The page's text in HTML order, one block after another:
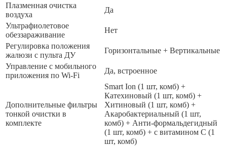
Плазменная очистка
воздуха
Да
Ультрафиолетовое
обеззараживание
Нет
Регулировка положения
жалюзи с пульта ДУ
Горизонтальные + Вертикальные
Управление c мобильного
приложения по Wi-Fi
Да, встроенное
Дополнительные фильтры
тонкой очистки в
комплекте
Smart Ion (1 шт, комб) +
Катехиновый (1 шт, комб) +
Хитиновый (1 шт, комб) +
Акаробактериальный (1 шт,
комб) + Анти-формальдегидный
(1 шт, комб) + с витамином C (1
шт, комб)